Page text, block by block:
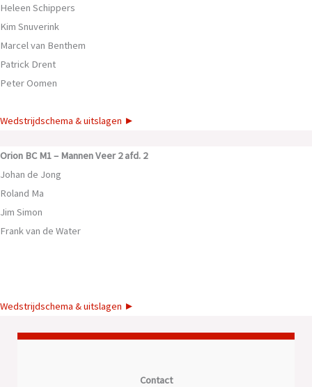
Heleen Schippers
Kim Snuverink
Marcel van Benthem
Patrick Drent
Peter Oomen
Wedstrijdschema & uitslagen ►
Orion BC M1 – Mannen Veer 2 afd. 2
Johan de Jong
Roland Ma
Jim Simon
Frank van de Water
Wedstrijdschema & uitslagen ►
Contact